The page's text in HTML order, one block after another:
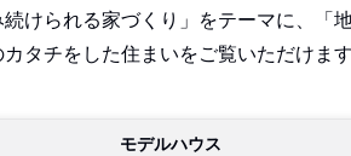
けられる家づくり」をテーマに、「
タチをした住まいをご覧いただけます
モデルハウス